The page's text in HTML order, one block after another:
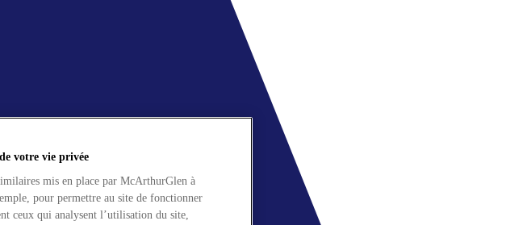
votre vie privée
mis en place par McArthurGlen à
pour permettre au site de fonctionner
ceux qui analysent l’utilisation du site,